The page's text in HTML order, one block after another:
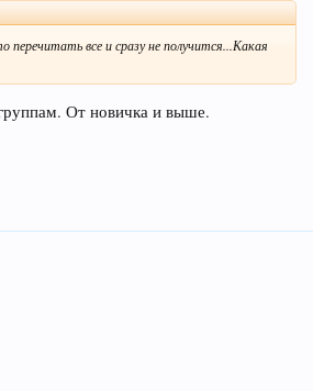
перечитать все и сразу не получится...Какая
От новичка и выше.